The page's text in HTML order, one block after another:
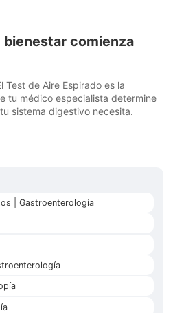
bienestar comienza
Test de Aire Espirado es la
tu médico especialista determine
sistema digestivo necesita.
| Gastroenterología